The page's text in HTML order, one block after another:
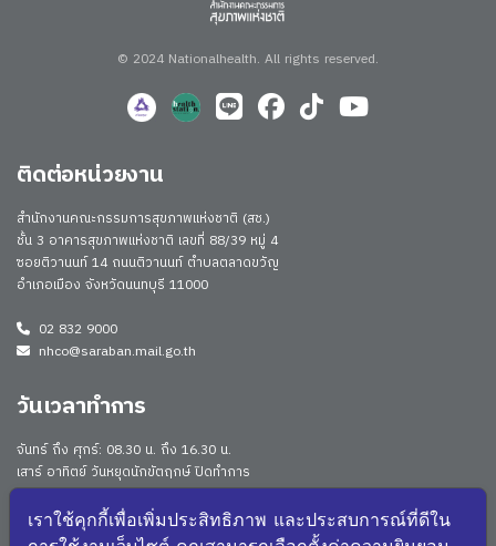
© 2024 Nationalhealth. All rights reserved.
ติดต่อหน่วยงาน
สำนักงานคณะกรรมการสุขภาพแห่งชาติ (สช.)
ชั้น 3 อาคารสุขภาพแห่งชาติ เลขที่ 88/39 หมู่ 4
ซอยติวานนท์ 14 ถนนติวานนท์ ตำบลตลาดขวัญ
อำเภอเมือง จังหวัดนนทบุรี 11000
02 832 9000
nhco@saraban.mail.go.th
วันเวลาทำการ
จันทร์ ถึง ศุกร์: 08.30 น. ถึง 16.30 น.
เสาร์ อาทิตย์ วันหยุดนักขัตฤกษ์ ปิดทำการ
Work From Anywhere (WFA)/ Work From Home (WFH)
ดูประกาศนโยบาย
เราใช้คุกกี้เพื่อเพิ่มประสิทธิภาพ และประสบการณ์ที่ดีใน